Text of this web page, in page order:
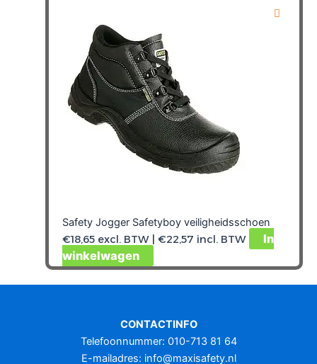
Safety Jogger Safetyboy veiligheidsschoen
€18,65 excl. BTW |€22,57 incl. BTW
In
winkelwagen
product
variaties.
Deze
optie
CONTACTINFO
Telefoonnummer: 010-713 81 64
E-mailadres: info@maxisafety.nl